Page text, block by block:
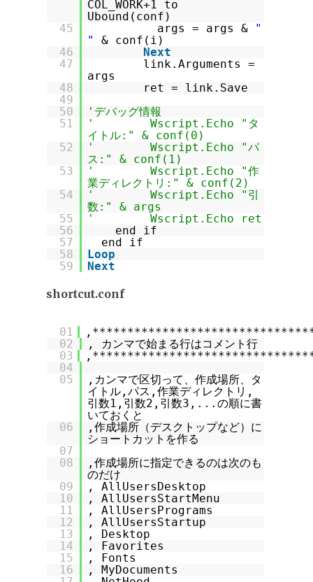
COL_WORK+1 to
Ubound(conf)
45
args = args &
"
"
& conf(i)
46
Next
47
link.Arguments =
args
48
ret = link.Save
49
50
'デバッグ情報
51
' Wscript.Echo "タ
イトル:" & conf(0)
52
' Wscript.Echo "パ
ス:" & conf(1)
53
' Wscript.Echo "作
業ディレクトリ:" & conf(2)
54
' Wscript.Echo "引
数:" & args
55
' Wscript.Echo ret
56
end if
57
end if
58
Loop
59
Next
shortcut.conf
01
02
, カンマで始まる行はコメント行
03
04
05
,カンマで区切って、作成場所、タ
イトル,パス,作業ディレクトリ,
引数1,引数2,引数3,...の順に書
いておくと
06
,作成場所（デスクトップなど）に
ショートカットを作る
07
08
,作成場所に指定できるのは次のも
のだけ
09
, AllUsersDesktop
10
, AllUsersStartMenu
11
, AllUsersPrograms
12
, AllUsersStartup
13
, Desktop
14
, Favorites
15
, Fonts
16
, MyDocuments